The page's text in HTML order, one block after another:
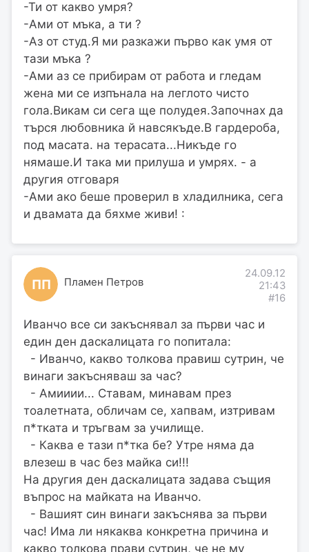
-Ти от какво умря?
-Ами от мъка, а ти ?
-Аз от студ.Я ми разкажи първо как умя от
тази мъка ?
-Ами аз се прибирам от работа и гледам
жена ми се изпънала на леглото чисто
гола.Викам си сега ще полудея.Започнах да
търся любовника й навсякъде.В гардероба,
под масата. на терасата...Никъде го
нямаше.И така ми прилуша и умрях. - а
другия отговаря
-Ами ако беше проверил в хладилника, сега
и двамата да бяхме живи! :
ПП Пламен Петров
24.09.12
21:43
#16
Иванчо все си закъснявал за първи час и
един ден даскалицата го попитала:
- Иванчо, какво толкова правиш сутрин, че
винаги закъсняваш за час?
- Амииии... Ставам, минавам през
тоалетната, обличам се, хапвам, изтривам
п*тката и тръгвам за училище.
- Каква е тази п*тка бе? Утре няма да
влезеш в час без майка си!!!
На другия ден даскалицата задава същия
въпрос на майката на Иванчо.
- Вашият син винаги закъснява за първи
час! Има ли някаква конкретна причина и
какво толкова прави сутрин, че не му